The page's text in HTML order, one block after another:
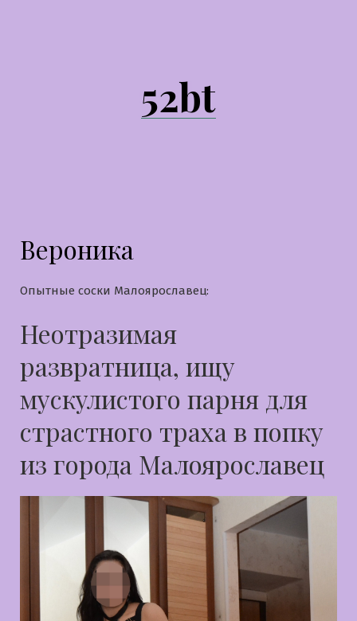
52bt
Вероника
Опытные соски Малоярославец:
Неотразимая
развратница, ищу
мускулистого парня для
страстного траха в попку
из города Малоярославец